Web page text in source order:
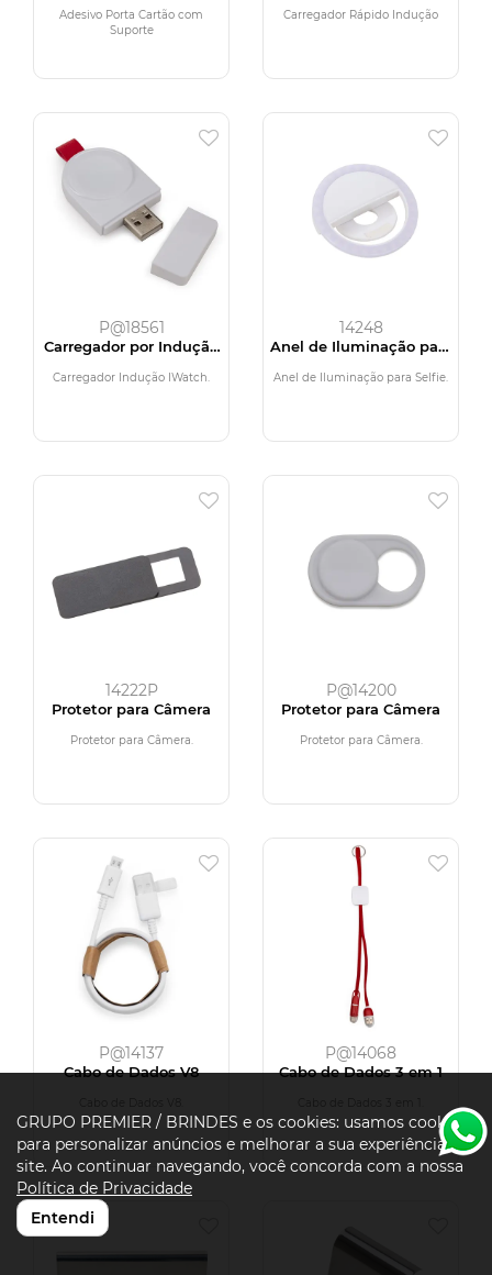
Celular
Adesivo Porta Cartão com
Suporte
Carregador Rápido Indução
P@18561
Carregador por Indução
Carregador Indução IWatch.
14248
Anel de Iluminação para
Anel de Iluminação para Selfie.
14222P
Protetor para Câmera
Protetor para Câmera.
P@14200
Protetor para Câmera
Protetor para Câmera.
P@14137
Cabo de Dados V8
P@14068
Cabo de Dados 3 em 1
GRUPO PREMIER / BRINDES e os cookies: usamos cookies
para personalizar anúncios e melhorar a sua experiência no
site. Ao continuar navegando, você concorda com a nossa
Política de Privacidade
Entendi